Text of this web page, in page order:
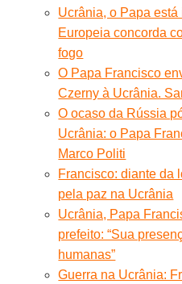
Ucrânia, o Papa
Europeia concorda
fogo
O Papa Francisco
Czerny à Ucrânia.
O ocaso da Rússia
Ucrânia: o Papa
Marco Politi
Francisco: diante da
pela paz na Ucrânia
Ucrânia, Papa
prefeito: “Sua
humanas”
Guerra na Ucrânia: